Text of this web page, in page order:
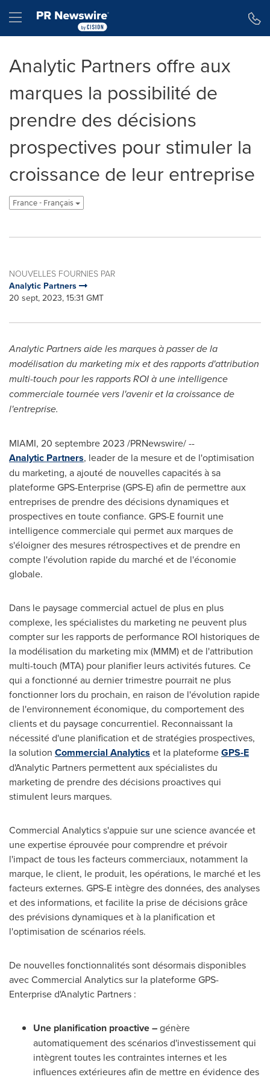
Hamburger menu
Analytic Partners offre aux
marques la possibilité de
prendre des décisions
prospectives pour stimuler la
croissance de leur entreprise
France - Français
NOUVELLES FOURNIES PAR
Analytic Partners
20 sept, 2023, 15:31 GMT
Analytic Partners aide les marques à passer de la
modélisation du marketing mix et des rapports d'attribution
multi-touch pour les rapports ROI à une intelligence
commerciale tournée vers l'avenir et la croissance de
l'entreprise.
MIAMI, 20 septembre 2023 /PRNewswire/ --
Analytic Partners, leader de la mesure et de l'optimisation
du marketing, a ajouté de nouvelles capacités à sa
plateforme GPS-Enterprise (GPS-E) afin de permettre aux
entreprises de prendre des décisions dynamiques et
prospectives en toute confiance. GPS-E fournit une
intelligence commerciale qui permet aux marques de
s'éloigner des mesures rétrospectives et de prendre en
compte l'évolution rapide du marché et de l'économie
globale.
Dans le paysage commercial actuel de plus en plus
complexe, les spécialistes du marketing ne peuvent plus
compter sur les rapports de performance ROI historiques de
la modélisation du marketing mix (MMM) et de l'attribution
multi-touch (MTA) pour planifier leurs activités futures. Ce
qui a fonctionné au dernier trimestre pourrait ne plus
fonctionner lors du prochain, en raison de l'évolution rapide
de l'environnement économique, du comportement des
clients et du paysage concurrentiel. Reconnaissant la
nécessité d'une planification et de stratégies prospectives,
la solution Commercial Analytics et la plateformeGPS-E
d'Analytic Partners permettent aux spécialistes du
marketing de prendre des décisions proactives qui
stimulent leurs marques.
Commercial Analytics s'appuie sur une science avancée et
une expertise éprouvée pour comprendre et prévoir
l'impact de tous les facteurs commerciaux, notamment la
marque, le client, le produit, les opérations, le marché et les
facteurs externes. GPS-E intègre des données, des analyses
et des informations, et facilite la prise de décisions grâce
des prévisions dynamiques et à la planification et
l'optimisation de scénarios réels.
De nouvelles fonctionnalités sont désormais disponibles
avec Commercial Analytics sur la plateforme GPS-
Enterprise d'Analytic Partners :
Une planification proactive –génère
automatiquement des scénarios d'investissement qui
intègrent toutes les contraintes internes et les
influences extérieures afin de mettre en évidence des